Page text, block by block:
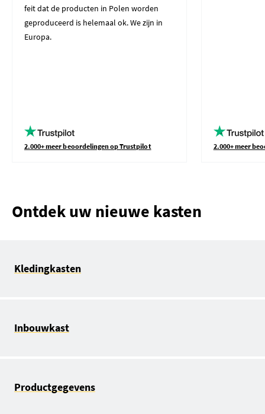
feit dat de producten in Polen worden
geproduceerd is helemaal ok. We zijn in
Europa.
2.000+ meer beoordelingen op Trustpilot 2.000+ meer
Ontdek uw nieuwe kasten
Kledingkasten
Inbouwkast
Productgegevens